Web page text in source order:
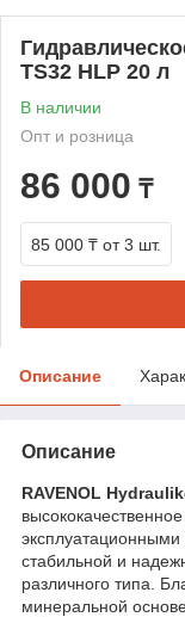
TS32 HLP 20 л
В наличии
Опт и розница
86 000 ₸
85 000 ₸ от 3 шт.
Описание
Описание
RAVENOL
эксплуатационными
стабильной и
различного типа.
минеральной